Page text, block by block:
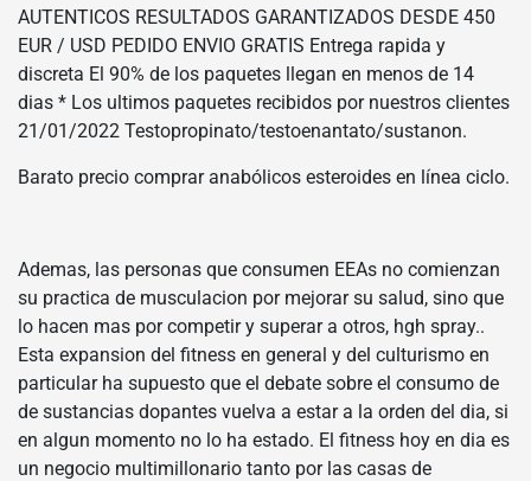
AUTENTICOS RESULTADOS GARANTIZADOS DESDE 450
EUR / USD PEDIDO ENVIO GRATIS Entrega rapida y
discreta El 90% de los paquetes llegan en menos de 14
dias * Los ultimos paquetes recibidos por nuestros clientes
21/01/2022 Testopropinato/testoenantato/sustanon.
Barato precio comprar anabólicos esteroides en línea ciclo.
Ademas, las personas que consumen EEAs no comienzan
su practica de musculacion por mejorar su salud, sino que
lo hacen mas por competir y superar a otros, hgh spray..
Esta expansion del fitness en general y del culturismo en
particular ha supuesto que el debate sobre el consumo de
de sustancias dopantes vuelva a estar a la orden del dia, si
en algun momento no lo ha estado. El fitness hoy en dia es
un negocio multimillonario tanto por las casas de